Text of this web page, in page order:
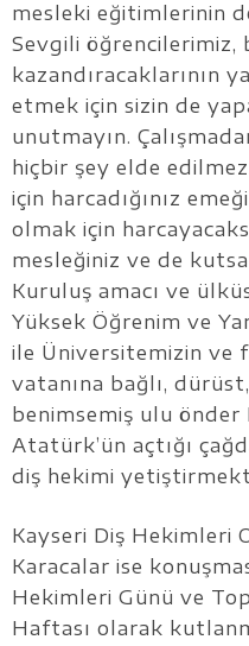
mesleki eğitimlerinin
Sevgili öğrencilerimiz,
kazandıracaklarının
etmek için sizin de
unutmayın.
hiçbir şey elde
için harcadığınız
olmak için
mesleğiniz ve de
Kuruluş amacı ve
Yüksek Öğrenim ve
ile Üniversitemizin ve
vatanına bağlı,
benimsemiş ulu önder
Atatürk’ün açtığı
diş hekimi
Kayseri Diş Hekimleri
Karacalar ise
Hekimleri Günü ve
Haftası olarak